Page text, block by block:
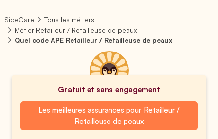
SideCare
Tous les métiers
Métier Retailleur / Retailleuse de peaux
Quel code APE Retailleur / Retailleuse de peaux
Gratuit et sans engagement
Les meilleures assurances pour Retailleur /
Retailleuse de peaux